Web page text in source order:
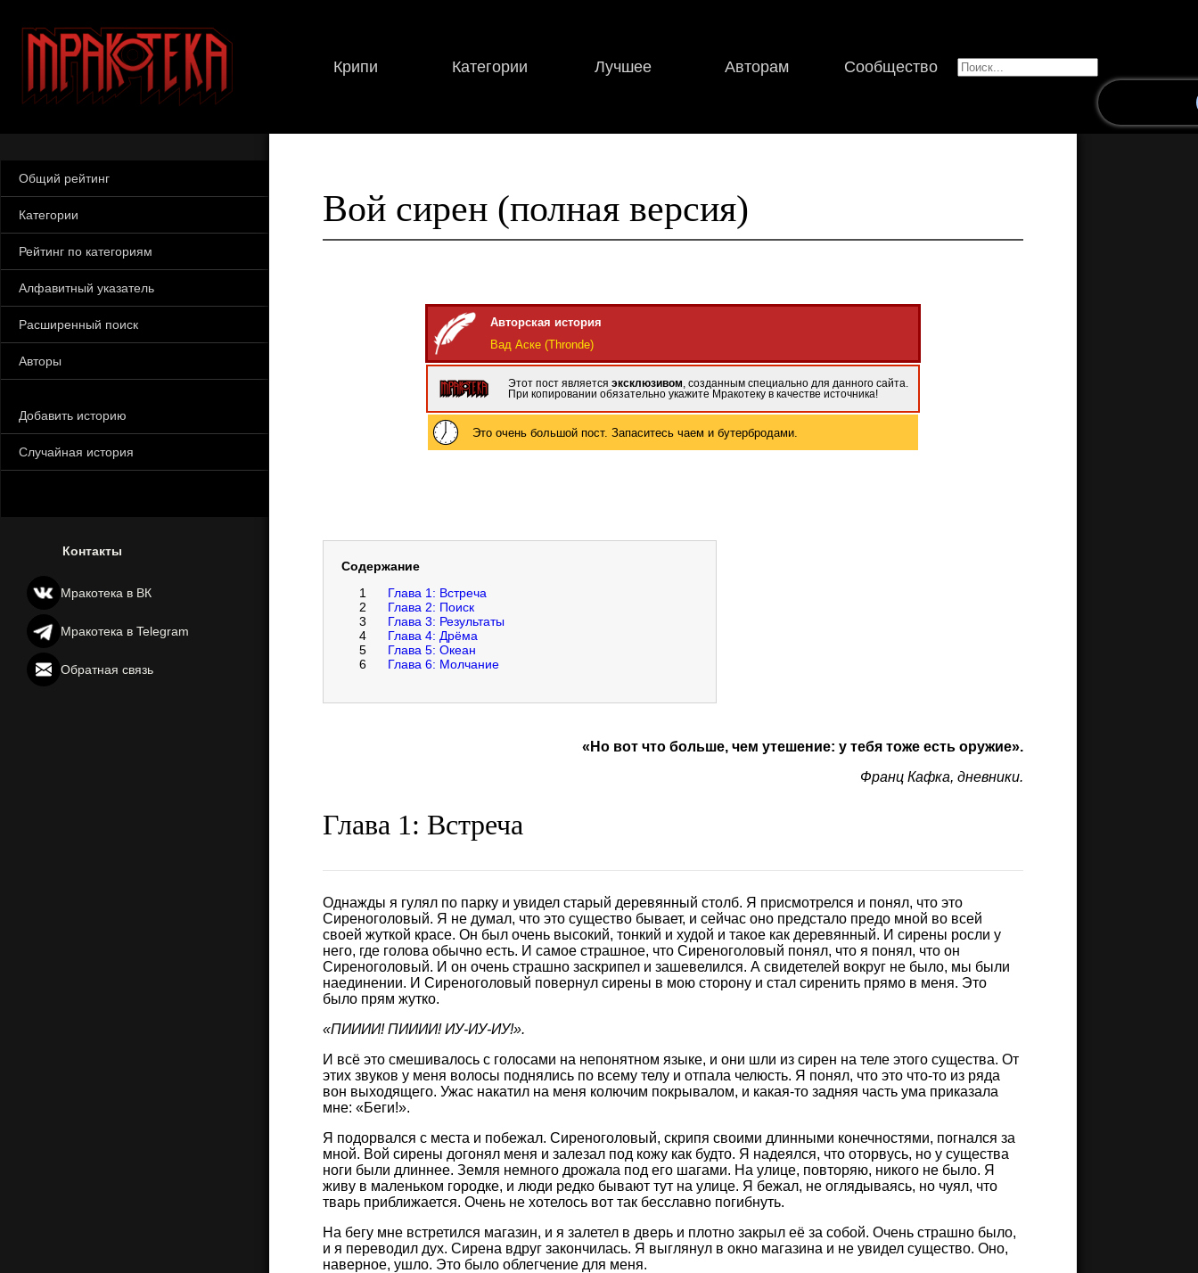
Крипи Категории Лучшее Авторам Сообщество
Общий рейтинг
Категории
Рейтинг по категориям
Алфавитный указатель
Расширенный поиск
Авторы
Добавить историю
Случайная история
Контакты
Мракотека в ВК
Мракотека в Telegram
Обратная связь
Вой сирен (полная версия)
Авторская история
Вад Аске (Thronde)
Этот пост является эксклюзивом , созданным специально для данного сайта.
При копировании обязательно укажите Мракотеку в качестве источника!
Это очень большой пост. Запаситесь чаем и бутербродами.
Содержание
1
Глава 1: Встреча
2
Глава 2: Поиск
3
Глава 3: Результаты
4
Глава 4: Дрёма
5
Глава 5: Океан
6
Глава 6: Молчание
«Но вот что больше, чем утешение: у тебя тоже есть оружие».
Франц Кафка, дневники.
Глава 1: Встреча
Однажды я гулял по парку и увидел старый деревянный столб. Я присмотрелся и понял, что это
Сиреноголовый. Я не думал, что это существо бывает, и сейчас оно предстало предо мной во всей
своей жуткой красе. Он был очень высокий, тонкий и худой и такое как деревянный. И сирены росли у
него, где голова обычно есть. И самое страшное, что Сиреноголовый понял, что я понял, что он
Сиреноголовый. И он очень страшно заскрипел и зашевелился. А свидетелей вокруг не было, мы были
наединении. И Сиреноголовый повернул сирены в мою сторону и стал сиренить прямо в меня. Это
было прям жутко.
«ПИИИИ! ПИИИИ! ИУ-ИУ-ИУ!».
И всё это смешивалось с голосами на непонятном языке, и они шли из сирен на теле этого существа. От
этих звуков у меня волосы поднялись по всему телу и отпала челюсть. Я понял, что это что-то из ряда
вон выходящего. Ужас накатил на меня колючим покрывалом, и какая-то задняя часть ума приказала
мне: «Беги!».
Я подорвался с места и побежал. Сиреноголовый, скрипя своими длинными конечностями, погнался за
мной. Вой сирены догонял меня и залезал под кожу как будто. Я надеялся, что оторвусь, но у существа
ноги были длиннее. Земля немного дрожала под его шагами. На улице, повторяю, никого не было. Я
живу в маленьком городке, и люди редко бывают тут на улице. Я бежал, не оглядываясь, но чуял, что
тварь приближается. Очень не хотелось вот так бесславно погибнуть.
На бегу мне встретился магазин, и я залетел в дверь и плотно закрыл её за собой. Очень страшно было,
и я переводил дух. Сирена вдруг закончилась. Я выглянул в окно магазина и не увидел существо. Оно,
наверное, ушло. Это было облегчение для меня.